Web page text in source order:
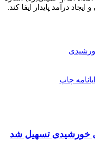
درآمد پایدار ایفا کند.
چاپ
خورشیدی تسهیل شد